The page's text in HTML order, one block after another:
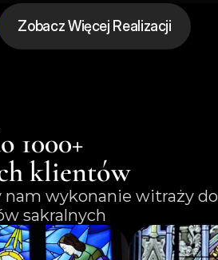
Zobacz Więcej Realizacji
1000+
klientów
nam wykonanie witraży do
sakralnych